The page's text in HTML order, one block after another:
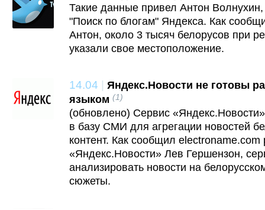
Такие данные привел Антон
"Поиск по блогам" Яндекса. Как
Антон, около 3 тысяч белорусов при
указали свое местоположение.
14.04 | Яндекс.Новости не готовы
языком (1)
(обновлено) Сервис
в базу СМИ для агрегации новостей
контент. Как сообщил electroname.com
«Яндекс.Новости» Лев Гершензон,
анализировать новости на
сюжеты.